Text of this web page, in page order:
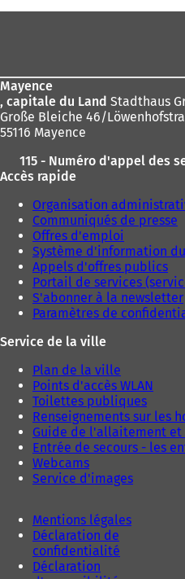
r
l
t
)
Mayence
, capitale du Land Stadthaus
Große Bleiche 46/
55116 Mayence
115 - Numéro d'appel des
Accès rapide
Organisation
Communiqués de presse
Offres d'emploi
Système d'information
Appels d'offres publics
Portail de services
S'abonner à la newsletter
Paramètres de
Service de la ville
Plan de la ville
Points d'accès WLAN
Toilettes publiques
Renseignements sur les
Guide de l'allaitement et
Entrée de secours - les
Webcams
Service d'images
Mentions légales
Déclaration de
confidentialité
Déclaration